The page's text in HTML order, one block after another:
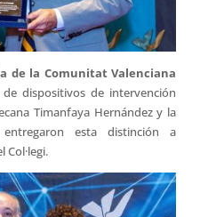
de la Comunitat Valenciana
dispositivos de intervención
Timanfaya Hernández y la
entregaron esta distinción a
Col·legi.